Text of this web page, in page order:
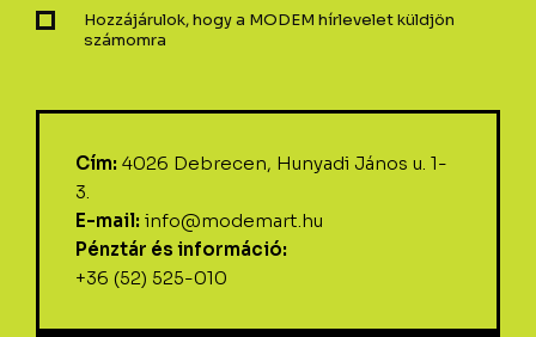
Hozzájárulok, hogy a MODEM hírlevelet küldjön
számomra
Cím: 4026 Debrecen, Hunyadi János u. 1-
3.
E-mail: info@modemart.hu
Pénztár és információ:
+36 (52) 525-010